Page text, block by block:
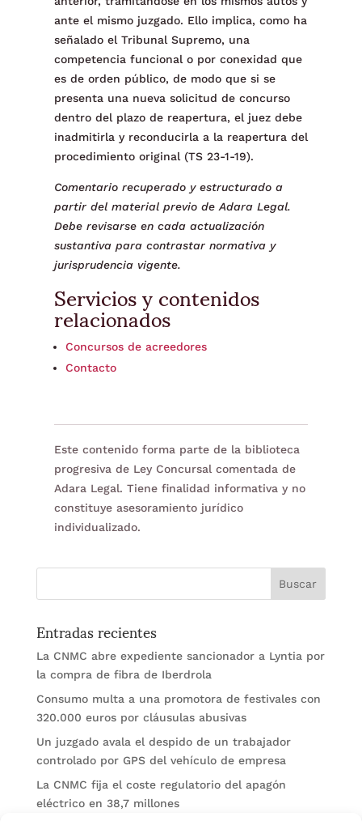
ante el mismo juzgado. Ello implica, como ha
señalado el Tribunal Supremo, una
competencia funcional o por conexidad que
es de orden público, de modo que si se
presenta una nueva solicitud de concurso
dentro del plazo de reapertura, el juez debe
inadmitirla y reconducirla a la reapertura del
procedimiento original (TS 23-1-19).
Comentario recuperado y estructurado a
partir del material previo de Adara Legal.
Debe revisarse en cada actualización
sustantiva para contrastar normativa y
jurisprudencia vigente.
Servicios y contenidos
relacionados
Concursos de acreedores
Contacto
Este contenido forma parte de la biblioteca
progresiva de Ley Concursal comentada de
Adara Legal. Tiene finalidad informativa y no
constituye asesoramiento jurídico
individualizado.
Entradas recientes
La CNMC abre expediente sancionador a Lyntia por
la compra de fibra de Iberdrola
Consumo multa a una promotora de festivales con
320.000 euros por cláusulas abusivas
Un juzgado avala el despido de un trabajador
controlado por GPS del vehículo de empresa
La CNMC fija el coste regulatorio del apagón
eléctrico en 38,7 millones